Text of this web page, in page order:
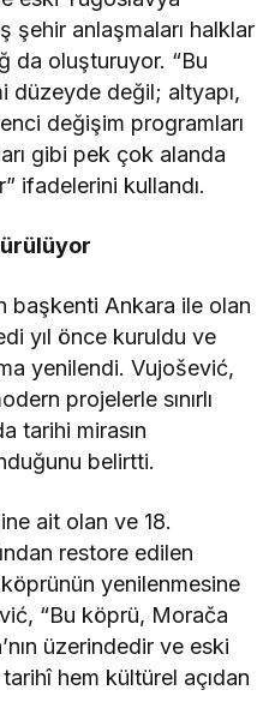
şehir anlaşmaları halklar
da oluşturuyor. “Bu
düzeyde değil; altyapı,
değişim programları
gibi pek çok alanda
ifadelerini kullandı.
başkenti Ankara ile olan
yıl önce kuruldu ve
yenilendi. Vujošević,
projelerle sınırlı
tarihi mirasın
belirtti.
ait olan ve 18.
restore edilen
yenilenmesine
“Bu köprü, Morača
üzerindedir ve eski
hem kültürel açıdan